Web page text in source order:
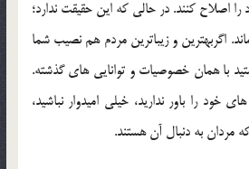
اصلاح کنند. در حالي که اين حقيقت ندارد؛
اگربهترين و زيباترين مردم هم نصيب شما
با همان خصوصيات و توانايي هاي گذشته.
خود را باور نداريد، خيلي اميدوار نباشيد،
مردان به دنبال آن هستند.